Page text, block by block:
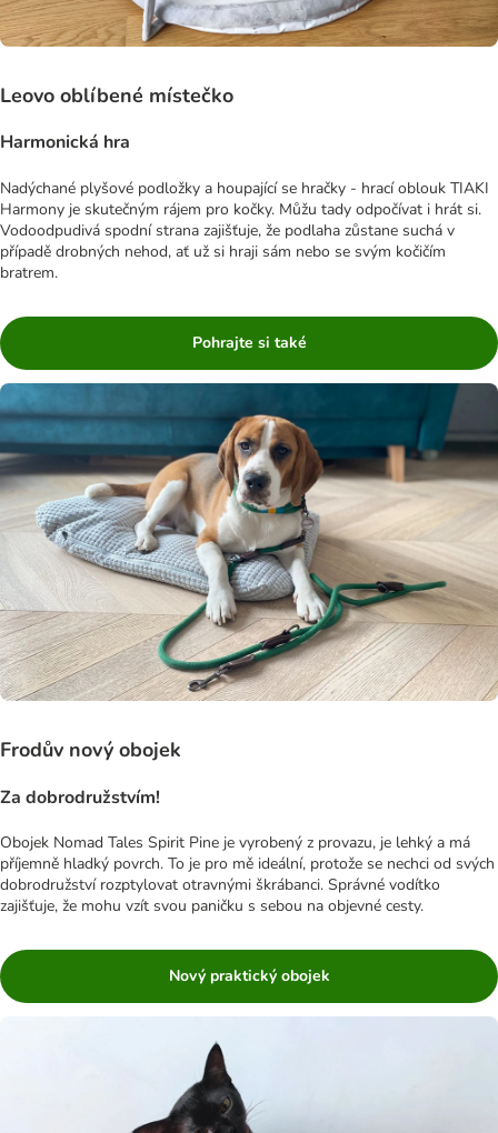
Leovo oblíbené místečko
Harmonická hra
Nadýchané plyšové podložky a houpající se hračky - hrací oblouk TIAKI
Harmony je skutečným rájem pro kočky. Můžu tady odpočívat i hrát si.
Vodoodpudivá spodní strana zajišťuje, že podlaha zůstane suchá v
případě drobných nehod, ať už si hraji sám nebo se svým kočičím
bratrem.
Pohrajte si také
Frodův nový obojek
Za dobrodružstvím!
Obojek Nomad Tales Spirit Pine je vyrobený z provazu, je lehký a má
příjemně hladký povrch. To je pro mě ideální, protože se nechci od svých
dobrodružství rozptylovat otravnými škrábanci. Správné vodítko
zajišťuje, že mohu vzít svou paničku s sebou na objevné cesty.
Nový praktický obojek